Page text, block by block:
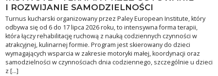
I ROZWIJANIE SAMODZIELNOŚCI
Turnus kucharski organizowany przez Paley European Institute, który
odbywa się od 6 do 17 lipca 2026 roku, to intensywna forma terapii,
która łączy rehabilitację ruchową z nauką codziennych czynności w
atrakcyjnej, kulinarnej formie. Program jest skierowany do dzieci
wymagających wsparcia w zakresie motoryki małej, koordynacji oraz
samodzielności w czynnościach dnia codziennego, szczególnie u dzieci
z […]